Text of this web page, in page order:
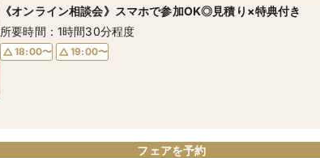
9:00〜
13:00〜
16:00〜
《オンライン相談会》スマホで参加OK◎見積り×特典付き
所要時間：1時間30分程度
18:00〜 19:00〜
フェアを予約